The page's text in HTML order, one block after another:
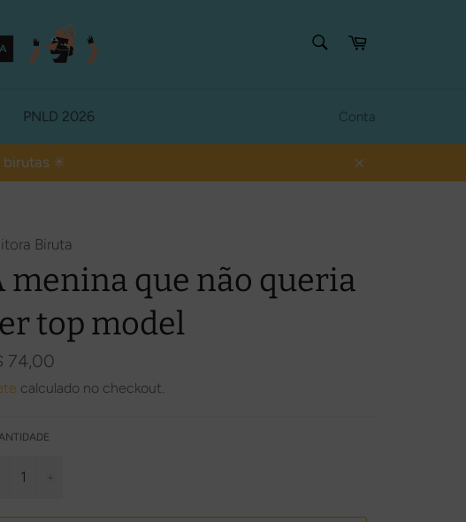
PNLD 2026 Conta
birutas ✳
Fechar
Biruta
menina que não queria
top model
74,00
calculado no checkout.